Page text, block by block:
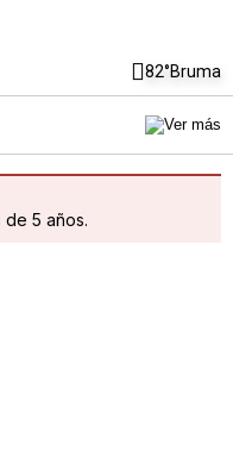
82°Bruma
5 años.